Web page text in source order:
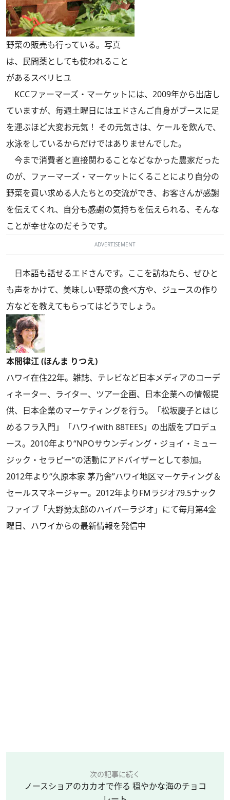
野菜の販売も行っている。写真
は、民間薬としても使われること
があるスベリヒユ
KCCファーマーズ・マーケットには、2009年から出店し
ていますが、毎週土曜日にはエドさんご自身がブースに足
を運ぶほど大変お元気！ その元気さは、ケールを飲んで、
水泳をしているからだけではありませんでした。
今まで消費者と直接関わることなどなかった農家だった
のが、ファーマーズ・マーケットにくることにより自分の
野菜を買い求める人たちとの交流ができ、お客さんが感謝
を伝えてくれ、自分も感謝の気持ちを伝えられる、そんな
ことが幸せなのだそうです。
ADVERTISEMENT
日本語も話せるエドさんです。ここを訪ねたら、ぜひと
も声をかけて、美味しい野菜の食べ方や、ジュースの作り
方などを教えてもらってはどうでしょう。
本間律江 (ほんま りつえ)
ハワイ在住22年。雑誌、テレビなど日本メディアのコーデ
ィネーター、ライター、ツアー企画、日本企業への情報提
供、日本企業のマーケティングを行う。「松坂慶子とはじ
めるフラ入門」「ハワイwith 88TEES」の出版をプロデュ
ース。2010年より“NPOサウンディング・ジョイ・ミュー
ジック・セラピー”の活動にアドバイザーとして参加。
2012年より“久原本家 茅乃舎”ハワイ地区マーケティング＆
セールスマネージャー。2012年よりFMラジオ79.5ナック
ファイブ「大野勢太郎のハイパーラジオ」にて毎月第4金
曜日、ハワイからの最新情報を発信中
次の記事に続く
ノースショアのカカオで作る 穏やかな海のチョコ